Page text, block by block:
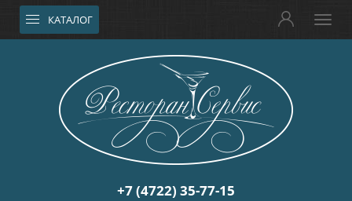
КАТАЛОГ
+7 (4722) 35-77-15